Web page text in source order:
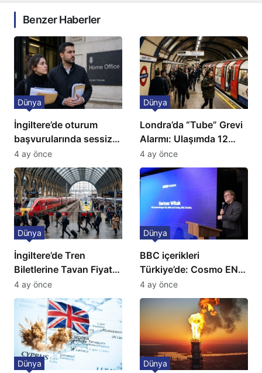
Benzer Haberler
İngiltere’de oturum
başvurularında sessiz
kriz: Büyükelçilikten
açıklama!
Dünya
4 ay önce
Londra’da “Tube” Grevi
Alarmı: Ulaşımda 12
Günlük Kaos Kapıda
Dünya
4 ay önce
İngiltere’de Tren
Biletlerine Tavan Fiyat:
Ulaşımda Yeni
Düzenleme
Dünya
4 ay önce
BBC içerikleri
Türkiye’de: Cosmo EN
ve BBC Player yayında
Dünya
4 ay önce
Dünya Dünya